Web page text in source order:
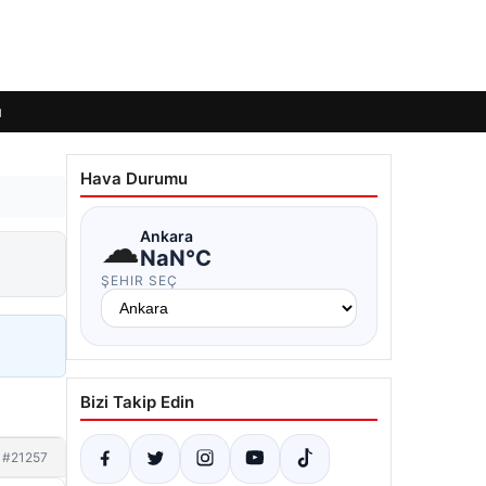
#21257
Hava Durumu
☁Ankara
NaN°C
ŞEHIR SEÇ
Bizi Takip Edin